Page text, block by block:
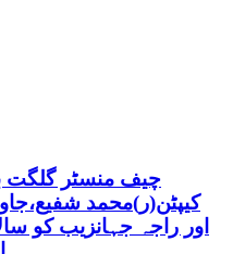
چیف منسٹر گلگت
کیپٹن(ر)محمد
اور راجہ جہانزیب کو